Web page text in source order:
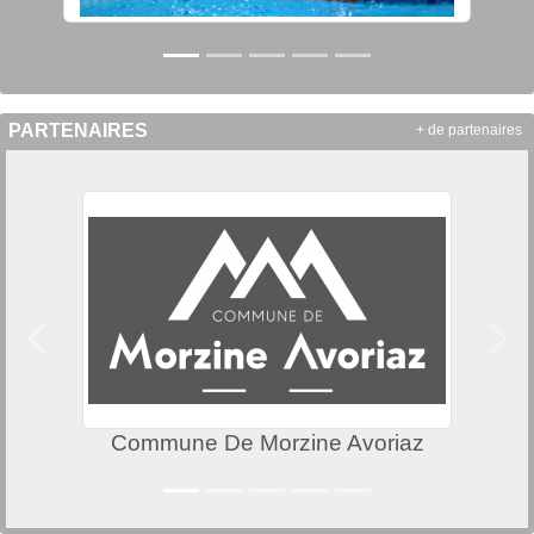
PARTENAIRES
Commune De Morzine Avoriaz
Précedent
+ de partenaires